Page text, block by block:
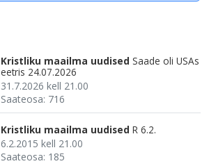
Kristliku maailma uudised Saade oli USAs
eetris 24.07.2026
31.7.2026 kell 21.00
Saateosa: 716
Kristliku maailma uudised R 6.2.
6.2.2015 kell 21.00
Saateosa: 185